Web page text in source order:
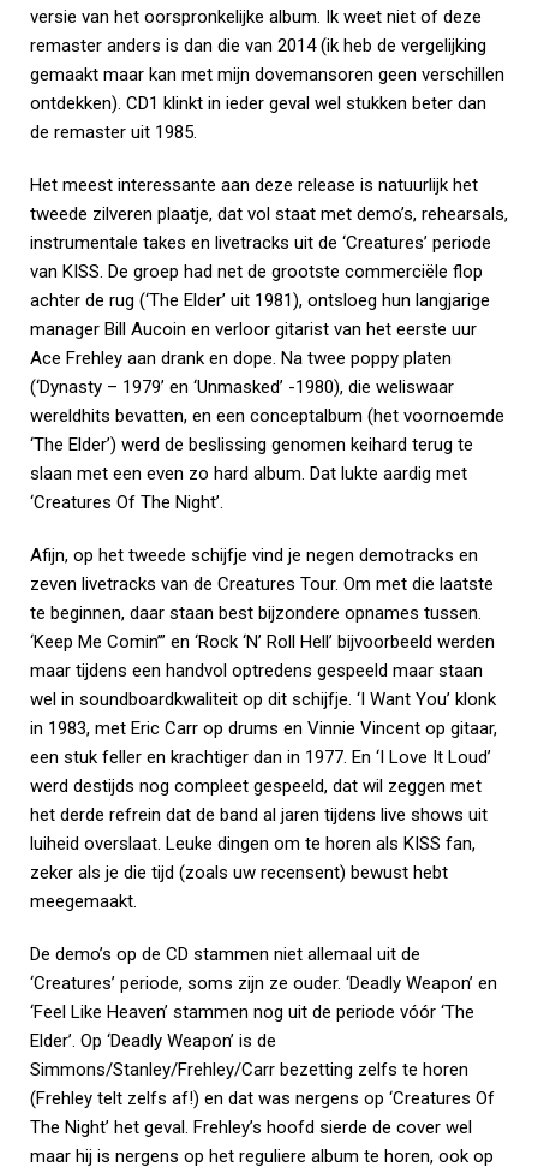
versie van het oorspronkelijke album. Ik weet niet of deze
remaster anders is dan die van 2014 (ik heb de vergelijking
gemaakt maar kan met mijn dovemansoren geen verschillen
ontdekken). CD1 klinkt in ieder geval wel stukken beter dan
de remaster uit 1985.
Het meest interessante aan deze release is natuurlijk het
tweede zilveren plaatje, dat vol staat met demo’s, rehearsals,
instrumentale takes en livetracks uit de ‘Creatures’ periode
van KISS. De groep had net de grootste commerciële flop
achter de rug (‘The Elder’ uit 1981), ontsloeg hun langjarige
manager Bill Aucoin en verloor gitarist van het eerste uur
Ace Frehley aan drank en dope. Na twee poppy platen
(‘Dynasty – 1979’ en ‘Unmasked’ -1980), die weliswaar
wereldhits bevatten, en een conceptalbum (het voornoemde
‘The Elder’) werd de beslissing genomen keihard terug te
slaan met een even zo hard album. Dat lukte aardig met
‘Creatures Of The Night’.
Afijn, op het tweede schijfje vind je negen demotracks en
zeven livetracks van de Creatures Tour. Om met die laatste
te beginnen, daar staan best bijzondere opnames tussen.
‘Keep Me Comin’” en ‘Rock ‘N’ Roll Hell’ bijvoorbeeld werden
maar tijdens een handvol optredens gespeeld maar staan
wel in soundboardkwaliteit op dit schijfje. ‘I Want You’ klonk
in 1983, met Eric Carr op drums en Vinnie Vincent op gitaar,
een stuk feller en krachtiger dan in 1977. En ‘I Love It Loud’
werd destijds nog compleet gespeeld, dat wil zeggen met
het derde refrein dat de band al jaren tijdens live shows uit
luiheid overslaat. Leuke dingen om te horen als KISS fan,
zeker als je die tijd (zoals uw recensent) bewust hebt
meegemaakt.
De demo’s op de CD stammen niet allemaal uit de
‘Creatures’ periode, soms zijn ze ouder. ‘Deadly Weapon’ en
‘Feel Like Heaven’ stammen nog uit de periode vóór ‘The
Elder’. Op ‘Deadly Weapon’ is de
Simmons/Stanley/Frehley/Carr bezetting zelfs te horen
(Frehley telt zelfs af!) en dat was nergens op ‘Creatures Of
The Night’ het geval. Frehley’s hoofd sierde de cover wel
maar hij is nergens op het reguliere album te horen, ook op